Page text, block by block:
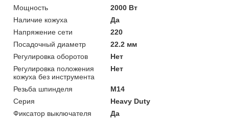
Мощность
2000 Вт
Наличие кожуха
Да
Напряжение сети
220
Посадочный диаметр
22.2 мм
Регулировка оборотов
Нет
Регулировка положения
кожуха без инструмента
Нет
Резьба шпинделя
M14
Серия
Heavy Duty
Фиксатор выключателя
Да